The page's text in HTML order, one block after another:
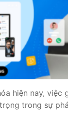
hiện nay, việc
trong sự